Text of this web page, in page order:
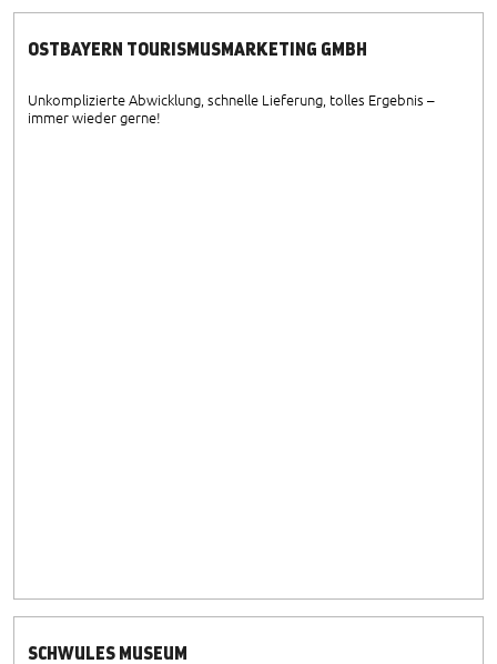
OSTBAYERN TOURISMUSMARKETING GMBH
Unkomplizierte Abwicklung, schnelle Lieferung, tolles Ergebnis –
immer wieder gerne!
SCHWULES MUSEUM